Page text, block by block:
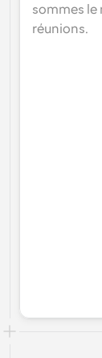
sommes le
réunions.